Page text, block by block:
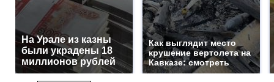
На Урале из казны
были украдены 18
миллионов рублей
Как выглядит место
крушение вертолета на
Кавказе: смотреть